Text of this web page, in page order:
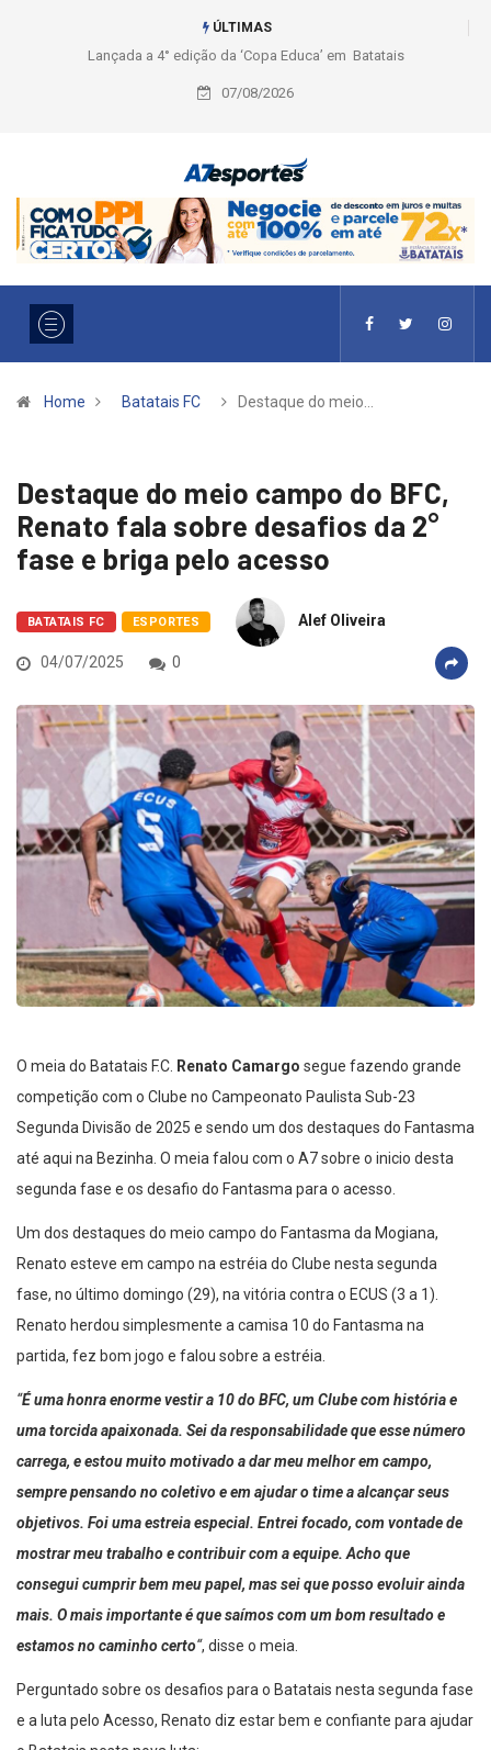
ÚLTIMAS
Liga 2026: Equipes rompem com a LABE na Série Ouro e entidade define
a 2° fase, times e formato
07/08/2026
Home Batatais FC Destaque do meio…
Destaque do meio campo do BFC,
Renato fala sobre desafios da 2°
fase e briga pelo acesso
BATATAIS FC ESPORTES Alef Oliveira
04/07/2025 0
O meia do Batatais F.C. Renato Camargo segue fazendo grande
competição com o Clube no Campeonato Paulista Sub-23
Segunda Divisão de 2025 e sendo um dos destaques do Fantasma
até aqui na Bezinha. O meia falou com o A7 sobre o inicio desta
segunda fase e os desafio do Fantasma para o acesso.
Um dos destaques do meio campo do Fantasma da Mogiana,
Renato esteve em campo na estréia do Clube nesta segunda
fase, no último domingo (29), na vitória contra o ECUS (3 a 1).
Renato herdou simplesmente a camisa 10 do Fantasma na
partida, fez bom jogo e falou sobre a estréia.
É uma honra enorme vestir a 10 do BFC, um Clube com história e
uma torcida apaixonada. Sei da responsabilidade que esse número
carrega, e estou muito motivado a dar meu melhor em campo,
sempre pensando no coletivo e em ajudar o time a alcançar seus
objetivos. Foi uma estreia especial. Entrei focado, com vontade de
mostrar meu trabalho e contribuir com a equipe. Acho que
consegui cumprir bem meu papel, mas sei que posso evoluir ainda
mais. O mais importante é que saímos com um bom resultado e
estamos no caminho certo , disse o meia.
Perguntado sobre os desafios para o Batatais nesta segunda fase
e a luta pelo Acesso, Renato diz estar bem e confiante para ajudar